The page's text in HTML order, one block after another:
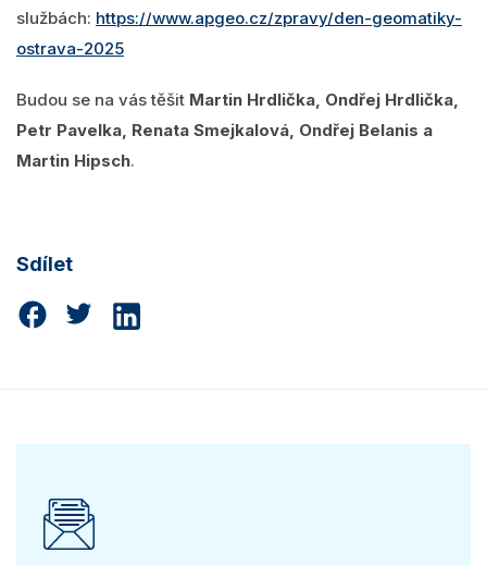
službách: https://www.apgeo.cz/zpravy/den-geomatiky-
ostrava-2025
Budou se na vás těšit Martin Hrdlička, Ondřej Hrdlička,
Petr Pavelka, Renata Smejkalová, Ondřej Belanis a
Martin Hipsch.
Sdílet